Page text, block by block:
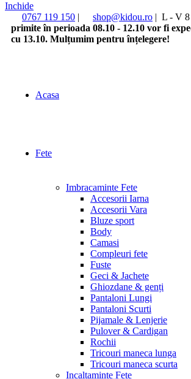
Inchide
0767 119 150 | shop@kidou.ro | L - V 8
primite în perioada 08.10 - 12.10 vor fi
cu 13.10. Mulțumim pentru înțelegere!
Acasa
Fete
Imbracaminte Fete
Accesorii Iarna
Accesorii Vara
Bluze sport
Body
Camasi
Compleuri fete
Fuste
Geci & Jachete
Ghiozdane & genți
Pantaloni Lungi
Pantaloni Scurti
Pijamale & Lenjerie
Pulover & Cardigan
Rochii
Tricouri maneca lunga
Tricouri maneca scurta
Incaltaminte Fete